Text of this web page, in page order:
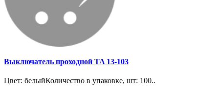
Выключатель проходной TA 13-103
Цвет: белыйКоличество в упаковке, шт: 100..